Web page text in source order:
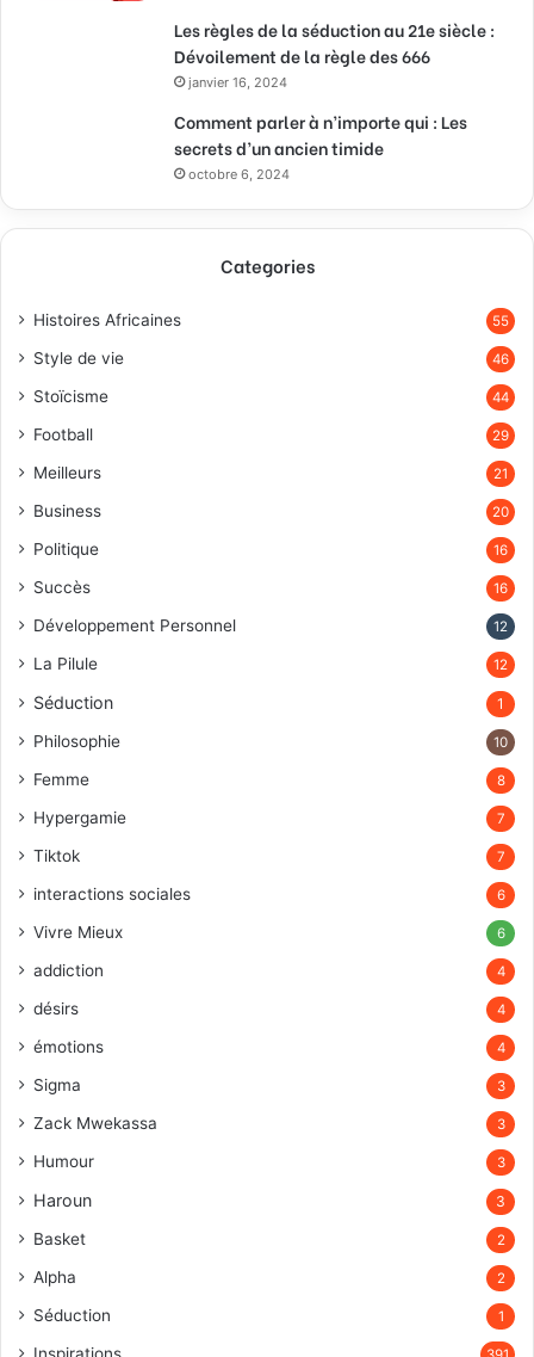
Les règles de la séduction au 21e siècle :
Dévoilement de la règle des 666
janvier 16, 2024
Comment parler à n’importe qui : Les
secrets d’un ancien timide
octobre 6, 2024
Categories
Histoires Africaines 55
Style de vie 46
Stoïcisme 44
Football 29
Meilleurs 21
Business 20
Politique 16
Succès 16
Développement Personnel 12
La Pilule 12
Séduction 1
Philosophie 10
Femme 8
Hypergamie 7
Tiktok 7
interactions sociales 6
Vivre Mieux 6
addiction 4
désirs 4
émotions 4
Sigma 3
Zack Mwekassa 3
Humour 3
Haroun 3
Basket 2
Alpha 2
Séduction 1